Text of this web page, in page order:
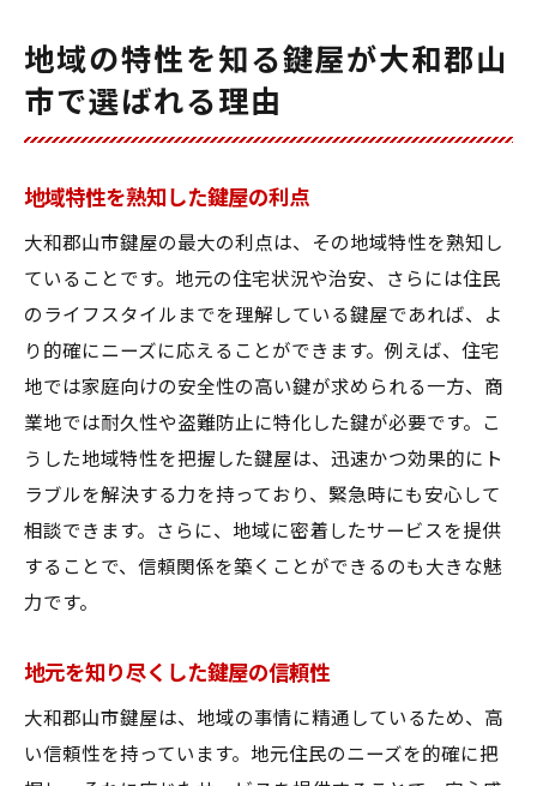
地域の特性を知る鍵屋が大和郡山
市で選ばれる理由
地域特性を熟知した鍵屋の利点
大和郡山市鍵屋の最大の利点は、その地域特性を熟知し
ていることです。地元の住宅状況や治安、さらには住民
のライフスタイルまでを理解している鍵屋であれば、よ
り的確にニーズに応えることができます。例えば、住宅
地では家庭向けの安全性の高い鍵が求められる一方、商
業地では耐久性や盗難防止に特化した鍵が必要です。こ
うした地域特性を把握した鍵屋は、迅速かつ効果的にト
ラブルを解決する力を持っており、緊急時にも安心して
相談できます。さらに、地域に密着したサービスを提供
することで、信頼関係を築くことができるのも大きな魅
力です。
地元を知り尽くした鍵屋の信頼性
大和郡山市鍵屋は、地域の事情に精通しているため、高
い信頼性を持っています。地元住民のニーズを的確に把